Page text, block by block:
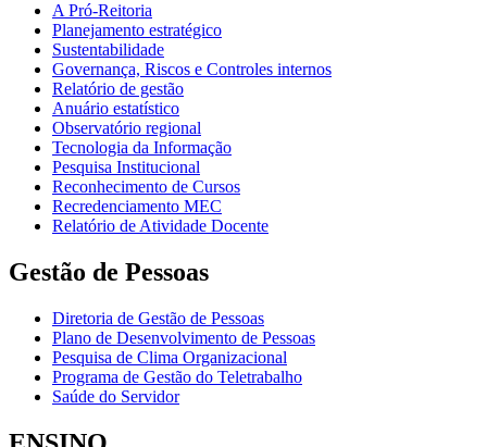
A Pró-Reitoria
Planejamento estratégico
Sustentabilidade
Governança, Riscos e Controles internos
Relatório de gestão
Anuário estatístico
Observatório regional
Tecnologia da Informação
Pesquisa Institucional
Reconhecimento de Cursos
Recredenciamento MEC
Relatório de Atividade Docente
Gestão de Pessoas
Diretoria de Gestão de Pessoas
Plano de Desenvolvimento de Pessoas
Pesquisa de Clima Organizacional
Programa de Gestão do Teletrabalho
Saúde do Servidor